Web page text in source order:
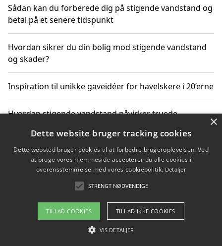
Sådan kan du forberede dig på stigende vandstand og
betal på et senere tidspunkt
Hvordan sikrer du din bolig mod stigende vandstand
og skader?
Inspiration til unikke gaveidéer for havelskere i 20’erne
Hvordan stigende vandstand påvirker truede
Sådan vælger du de bedste vandrerygsække til
vandreture i Danmark
Copyright 2026 - Pilanto Aps
Om / kontakt
×
Dette website bruger tracking cookies
Dette websted bruger cookies til at forbedre brugeroplevelsen. Ved
at bruge vores hjemmeside accepterer du alle cookies i
overensstemmelse med vores cookiepolitik. Detaljer
STRENGT NØDVENDIGE
TILLAD COOKIES TILLAD IKKE COOKIES
VIS DETALJER